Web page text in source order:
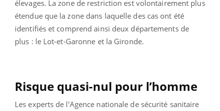
élevages. La zone de restriction est volontairement plus
étendue que la zone dans laquelle des cas ont été
identifiés et comprend ainsi deux départements de
plus : le Lot-et-Garonne et la Gironde.
Risque quasi-nul pour l’homme
Les experts de l’Agence nationale de sécurité sanitaire